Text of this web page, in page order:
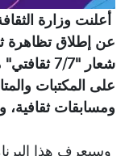
أعلنت وزارة
عن إطلاق تظاهرة
على المكتبات
ومسابقات ثقافية،